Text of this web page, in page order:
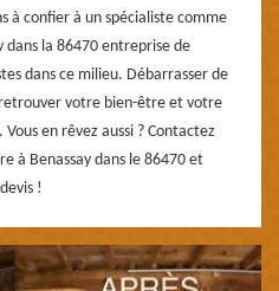
à confier à un spécialiste comme
dans la 86470 entreprise de
dans ce milieu. Débarrasser de
votre bien-être et votre
en rêvez aussi ? Contactez
à Benassay dans le 86470 et
!